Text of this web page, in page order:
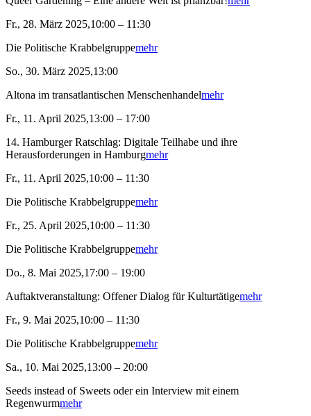
Fr., 28. März 2025,10:00 – 11:30
Die Politische Krabbelgruppemehr
So., 30. März 2025,13:00
Altona im transatlantischen Menschenhandelmehr
Fr., 11. April 2025,13:00 – 17:00
14. Hamburger Ratschlag: Digitale Teilhabe und ihre
Herausforderungen in Hamburgmehr
Fr., 11. April 2025,10:00 – 11:30
Die Politische Krabbelgruppemehr
Fr., 25. April 2025,10:00 – 11:30
Die Politische Krabbelgruppemehr
Do., 8. Mai 2025,17:00 – 19:00
Auftaktveranstaltung: Offener Dialog für Kulturtätigemehr
Fr., 9. Mai 2025,10:00 – 11:30
Die Politische Krabbelgruppemehr
Sa., 10. Mai 2025,13:00 – 20:00
Seeds instead of Sweets oder ein Interview mit einem
Regenwurmmehr